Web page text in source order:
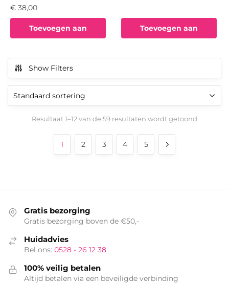
€ 38,00
Toevoegen aan Toevoegen aan
Show Filters
Resultaat 1–12 van de 59 resultaten wordt getoond
1 2 3 4 5
Gratis bezorging
Gratis bezorging boven de €50,-
Huidadvies
Bel ons: 0528 - 26 12 38
100% veilig betalen
Altijd betalen via een beveiligde verbinding